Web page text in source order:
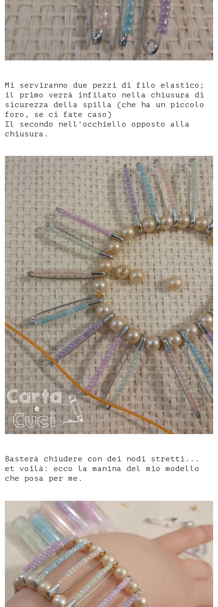
Mi serviranno due pezzi di filo elastico;
il primo verrà infilato nella chiusura di
sicurezza della spilla (che ha un piccolo
foro, se ci fate caso)
Il secondo nell'occhiello opposto alla
chiusura.
Basterà chiudere con dei nodi stretti...
et voilà: ecco la manina del mio modello
che posa per me.